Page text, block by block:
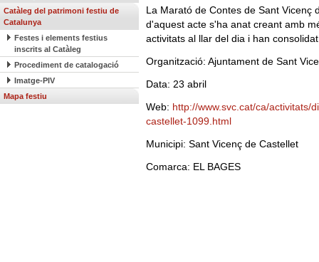
Catàleg del patrimoni festiu de
Catalunya
Festes i elements festius
inscrits al Catàleg
Procediment de catalogació
Imatge-PIV
Mapa festiu
La Marató de Contes de Sant Vicenç
d'aquest acte s'ha anat creant amb
activitats al llar del dia i han
Organització: Ajuntament de Sant
Data: 23 abril
Web: http://www.svc.cat/ca/activitats/
castellet-1099.html
Municipi: Sant Vicenç de Castellet
Comarca: EL BAGES